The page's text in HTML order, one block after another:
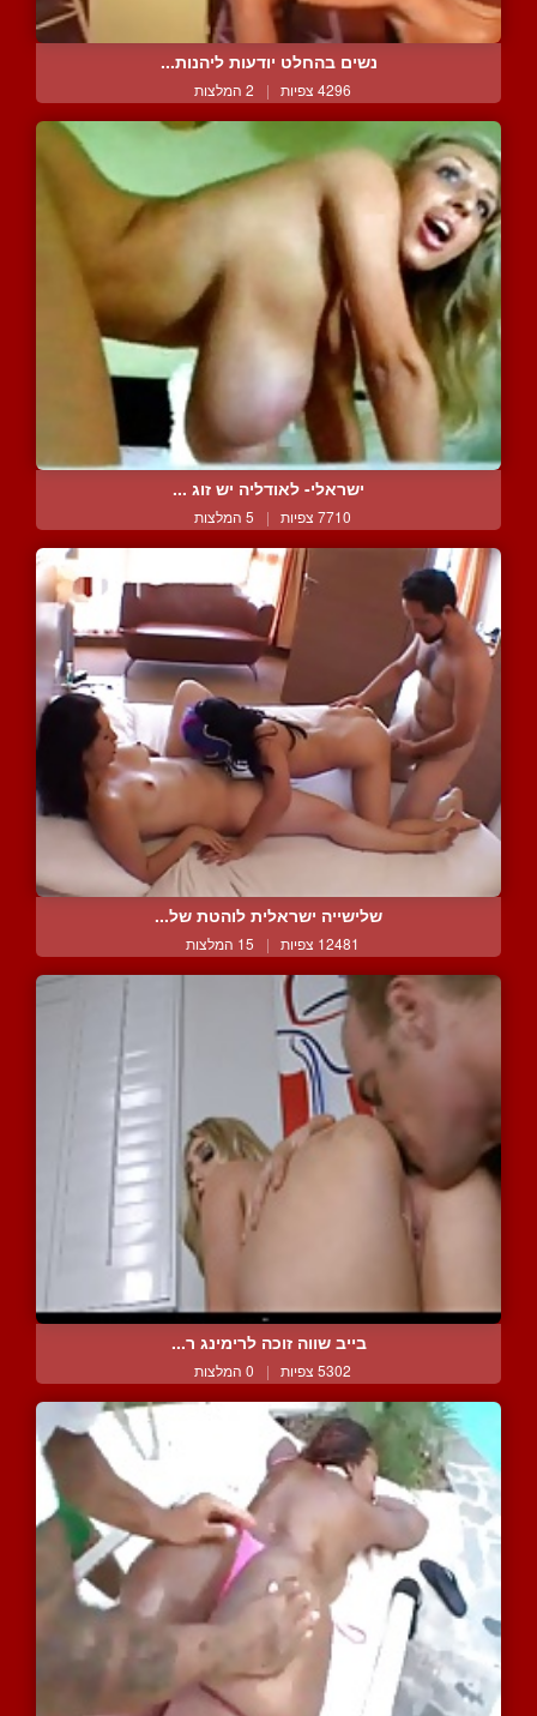
נשים בהחלט יודעות ליהנות...
4296 צפיות | 2 המלצות
ישראלי- לאודליה יש זוג ...
7710 צפיות | 5 המלצות
שלישייה ישראלית לוהטת של...
12481 צפיות | 15 המלצות
בייב שווה זוכה לרימינג ר...
5302 צפיות | 0 המלצות